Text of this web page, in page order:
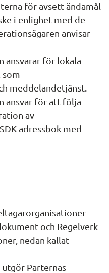
för avsett ändamål
i enlighet med de
anvisar
ansvarar för lokala
som
meddelandetjänst.
ansvar för att följa
av
adressbok med
och Regelverk
nedan kallat
Parternas